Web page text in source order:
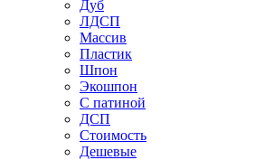
Дуб
ЛДСП
Массив
Пластик
Шпон
Экошпон
С патиной
ДСП
Стоимость
Дешевые